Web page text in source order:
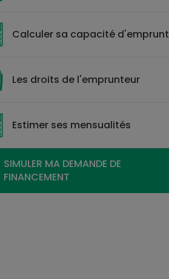
Calculer sa capacité d'emprunt
Les droits de l'emprunteur
Estimer ses mensualités
SIMULER MA DEMANDE DE
FINANCEMENT